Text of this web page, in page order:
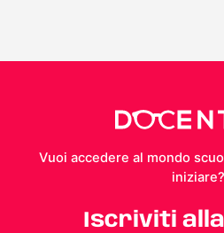
Vuoi accedere al mondo
iniziare?
Iscriviti